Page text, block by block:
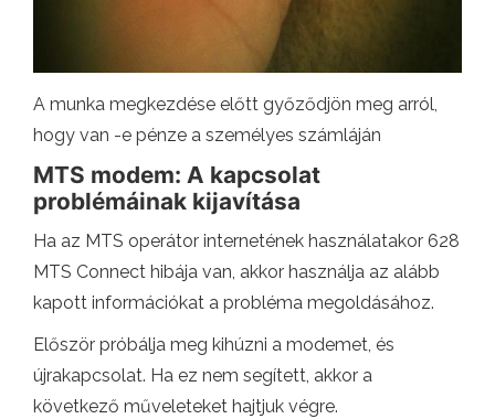
A munka megkezdése előtt győződjön meg arról,
hogy van -e pénze a személyes számláján
MTS modem: A kapcsolat
problémáinak kijavítása
Ha az MTS operátor internetének használatakor 628
MTS Connect hibája van, akkor használja az alább
kapott információkat a probléma megoldásához.
Először próbálja meg kihúzni a modemet, és
újrakapcsolat. Ha ez nem segített, akkor a
következő műveleteket hajtjuk végre.